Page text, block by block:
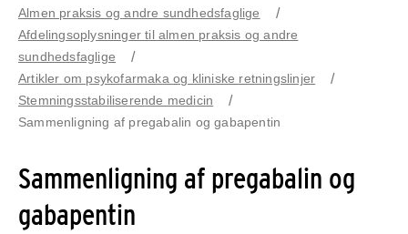
Almen praksis og andre sundhedsfaglige
Afdelingsoplysninger til almen praksis og andre
sundhedsfaglige
Artikler om psykofarmaka og kliniske retningslinjer
Stemningsstabiliserende medicin
Sammenligning af pregabalin og gabapentin
Sammenligning af pregabalin og
gabapentin